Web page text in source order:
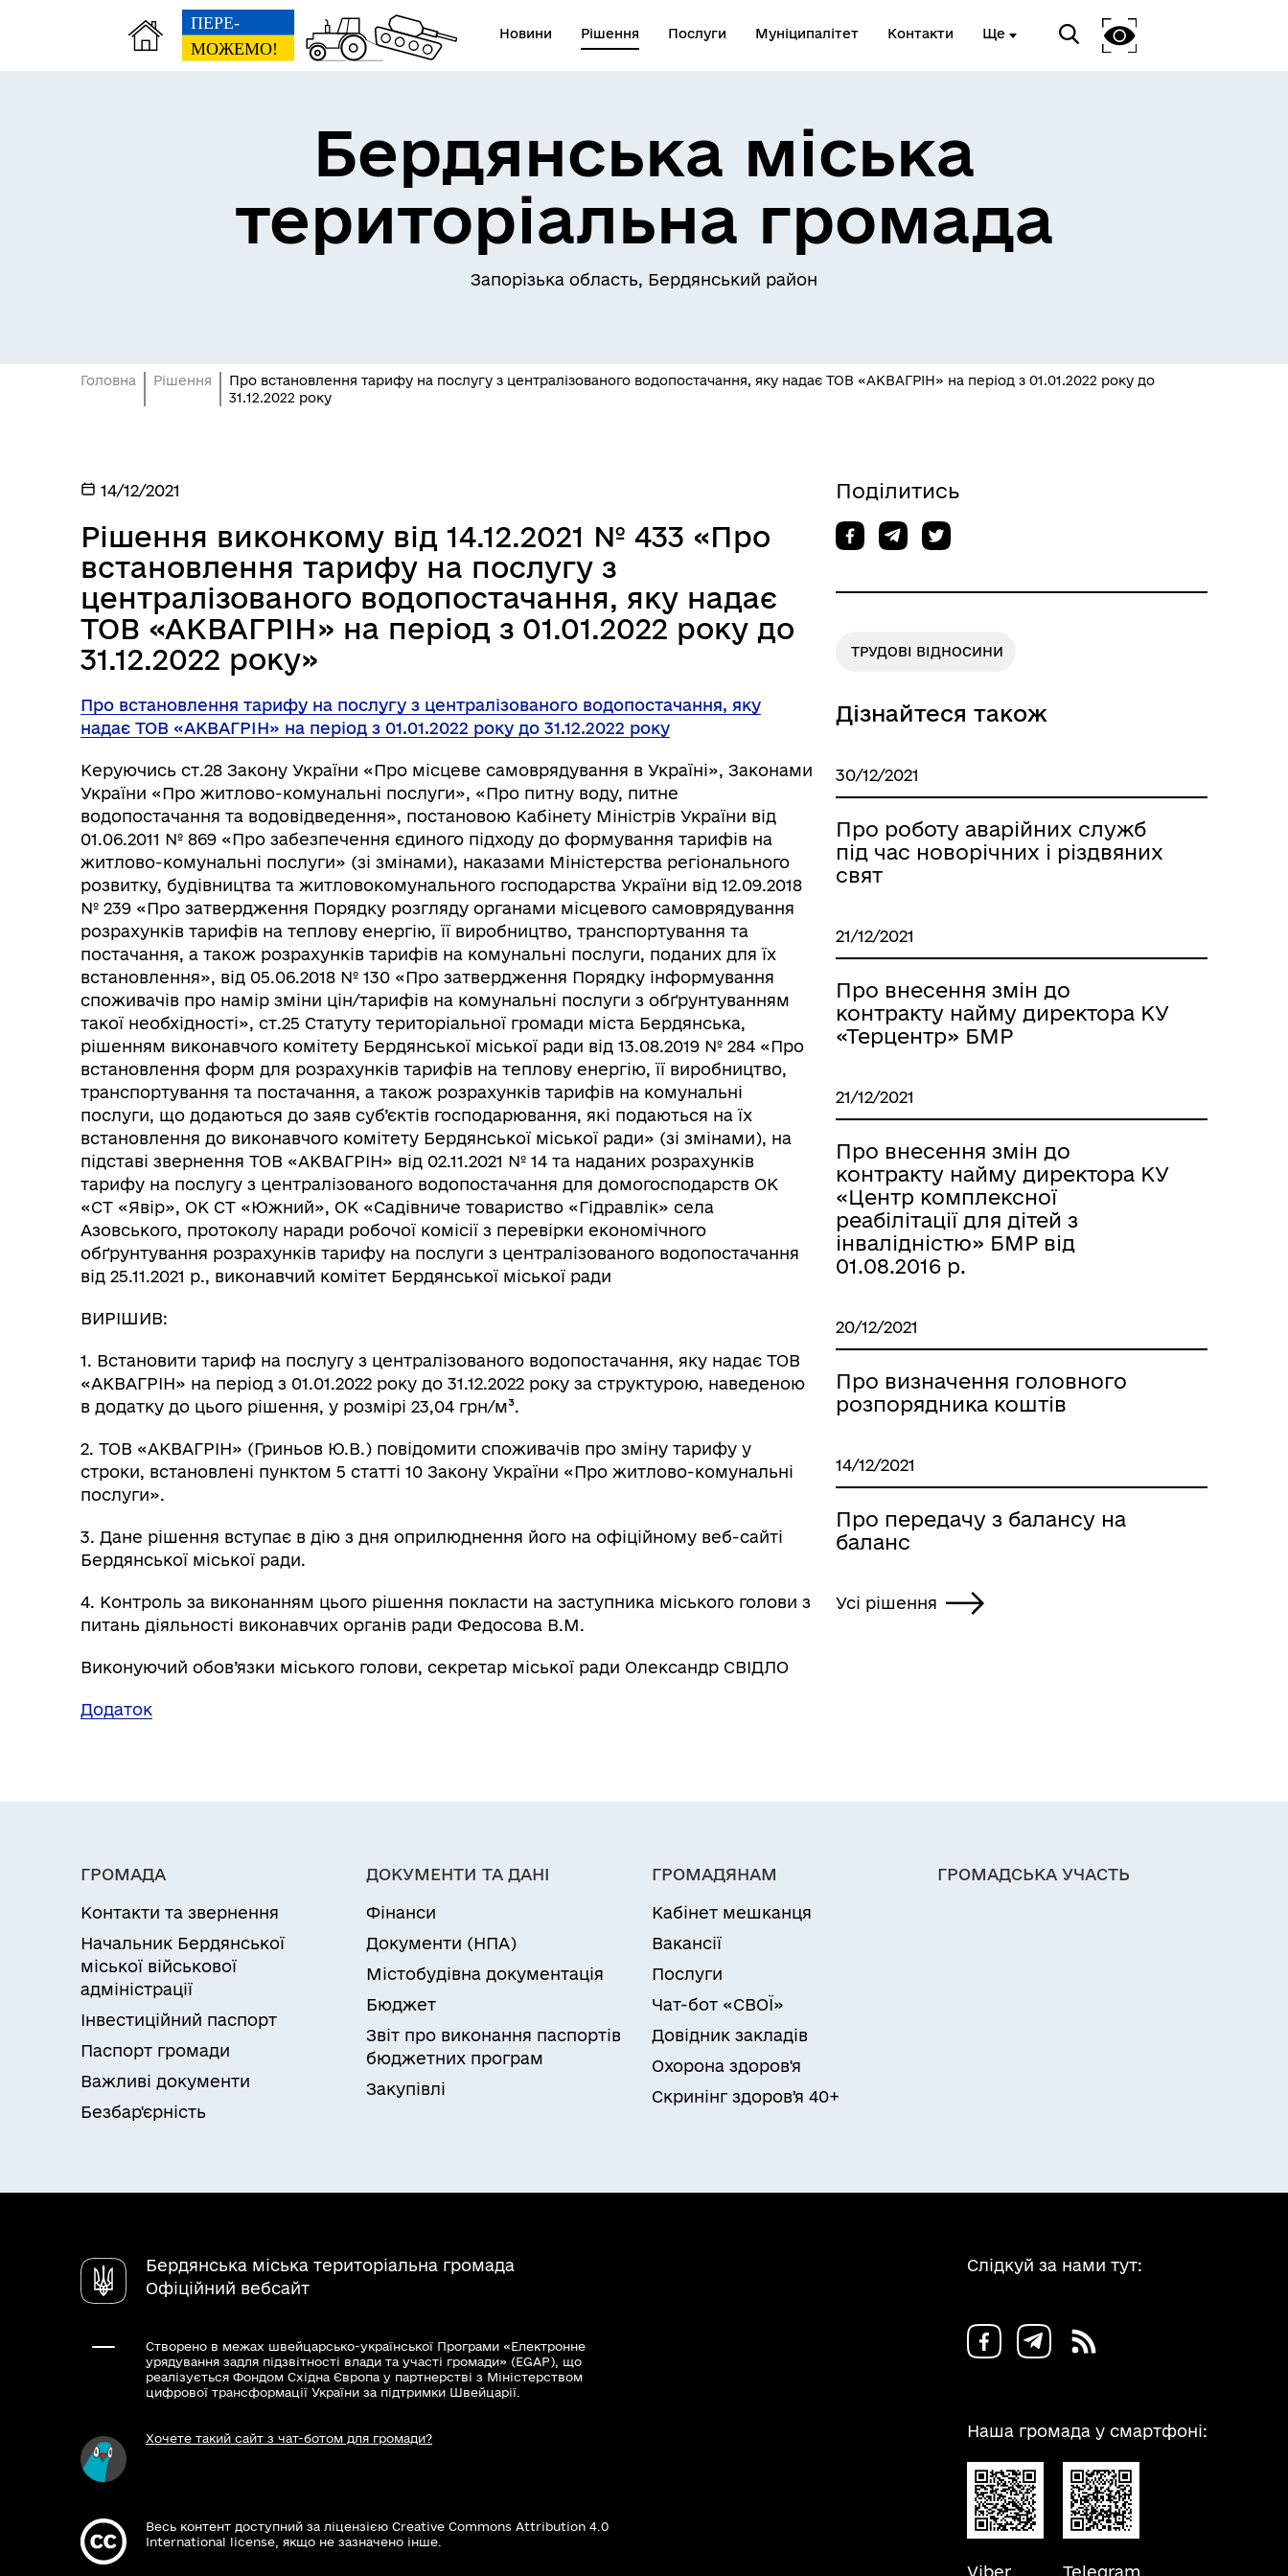
Новини Рішення Послуги Муніципалітет Контакти Ще
Бердянська міська
територіальна громада
Запорізька область, Бердянський район
Головна Рішення
Про встановлення тарифу на послугу з централізованого водопостачання, яку надає ТОВ «АКВАГРІН» на період з 01.01.2022 року до
31.12.2022 року
14/12/2021
Рішення виконкому від 14.12.2021 № 433 «Про
встановлення тарифу на послугу з
централізованого водопостачання, яку надає
ТОВ «АКВАГРІН» на період з 01.01.2022 року до
31.12.2022 року»
Про встановлення тарифу на послугу з централізованого водопостачання, яку
надає ТОВ «АКВАГРІН» на період з 01.01.2022 року до 31.12.2022 року
Керуючись ст.28 Закону України «Про місцеве самоврядування в Україні», Законами
України «Про житлово-комунальні послуги», «Про питну воду, питне
водопостачання та водовідведення», постановою Кабінету Міністрів України від
01.06.2011 № 869 «Про забезпечення єдиного підходу до формування тарифів на
житлово-комунальні послуги» (зі змінами), наказами Міністерства регіонального
розвитку, будівництва та житловокомунального господарства України від 12.09.2018
№ 239 «Про затвердження Порядку розгляду органами місцевого самоврядування
розрахунків тарифів на теплову енергію, її виробництво, транспортування та
постачання, а також розрахунків тарифів на комунальні послуги, поданих для їх
встановлення», від 05.06.2018 № 130 «Про затвердження Порядку інформування
споживачів про намір зміни цін/тарифів на комунальні послуги з обґрунтуванням
такої необхідності», ст.25 Статуту територіальної громади міста Бердянська,
рішенням виконавчого комітету Бердянської міської ради від 13.08.2019 № 284 «Про
встановлення форм для розрахунків тарифів на теплову енергію, її виробництво,
транспортування та постачання, а також розрахунків тарифів на комунальні
послуги, що додаються до заяв суб’єктів господарювання, які подаються на їх
встановлення до виконавчого комітету Бердянської міської ради» (зі змінами), на
підставі звернення ТОВ «АКВАГРІН» від 02.11.2021 № 14 та наданих розрахунків
тарифу на послугу з централізованого водопостачання для домогосподарств ОК
«СТ «Явір», ОК СТ «Южний», ОК «Садівниче товариство «Гідравлік» села
Азовського, протоколу наради робочої комісії з перевірки економічного
обґрунтування розрахунків тарифу на послуги з централізованого водопостачання
від 25.11.2021 р., виконавчий комітет Бердянської міської ради
ВИРІШИВ:
1. Встановити тариф на послугу з централізованого водопостачання, яку надає ТОВ
«АКВАГРІН» на період з 01.01.2022 року до 31.12.2022 року за структурою, наведеною
в додатку до цього рішення, у розмірі 23,04 грн/м³.
2. ТОВ «АКВАГРІН» (Гриньов Ю.В.) повідомити споживачів про зміну тарифу у
строки, встановлені пунктом 5 статті 10 Закону України «Про житлово-комунальні
послуги».
3. Дане рішення вступає в дію з дня оприлюднення його на офіційному веб-сайті
Бердянської міської ради.
4. Контроль за виконанням цього рішення покласти на заступника міського голови з
питань діяльності виконавчих органів ради Федосова В.М.
Виконуючий обов’язки міського голови, секретар міської ради Олександр СВІДЛО
Додаток
Поділитись
ТРУДОВІ ВІДНОСИНИ
Дізнайтеся також
30/12/2021
Про роботу аварійних служб
під час новорічних і різдвяних
свят
21/12/2021
Про внесення змін до
контракту найму директора КУ
«Терцентр» БМР
21/12/2021
Про внесення змін до
контракту найму директора КУ
«Центр комплексної
реабілітації для дітей з
інвалідністю» БМР від
01.08.2016 р.
20/12/2021
Про визначення головного
розпорядника коштів
14/12/2021
Про передачу з балансу на
баланс
Усі рішення
ГРОМАДА
Контакти та звернення
Начальник Бердянської
міської військової
адміністрації
Інвестиційний паспорт
Паспорт громади
Важливі документи
Безбар'єрність
ДОКУМЕНТИ ТА ДАНІ
Фінанси
Документи (НПА)
Містобудівна документація
Бюджет
Звіт про виконання паспортів
бюджетних програм
Закупівлі
ГРОМАДЯНАМ
Кабінет мешканця
Вакансії
Послуги
Чат-бот «СВОЇ»
Довідник закладів
Охорона здоров'я
Скринінг здоровʼя 40+
ГРОМАДСЬКА УЧАСТЬ
Бердянська міська територіальна громада
Офіційний вебсайт
Створено в межах швейцарсько-української Програми «Електронне
урядування задля підзвітності влади та участі громади» (EGAP), що
реалізується Фондом Східна Європа у партнерстві з Міністерством
цифрової трансформації України за підтримки Швейцарії.
Хочете такий сайт з чат-ботом для громади?
Весь контент доступний за ліцензією Creative Commons Attribution 4.0
International license, якщо не зазначено інше.
Слідкуй за нами тут:
Наша громада у смартфоні:
Viber Telegram